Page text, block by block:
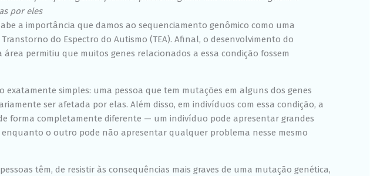
por eles
a importância que damos ao sequenciamento genômico como uma
do Espectro do Autismo (TEA). Afinal, o desenvolvimento do
permitiu que muitos genes relacionados a essa condição fossem
exatamente simples: uma pessoa que tem mutações em alguns dos genes
ser afetada por elas. Além disso, em indivíduos com essa condição, a
forma completamente diferente — um indivíduo pode apresentar grandes
o outro pode não apresentar qualquer problema nesse mesmo
têm, de resistir às consequências mais graves de uma mutação genética,
desaparecerão
Marketing
comportamento
ao visitar nosso
site, você
chance de ver
personalizadas.